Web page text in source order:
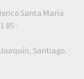
Santa María
85·
Santiago. ·